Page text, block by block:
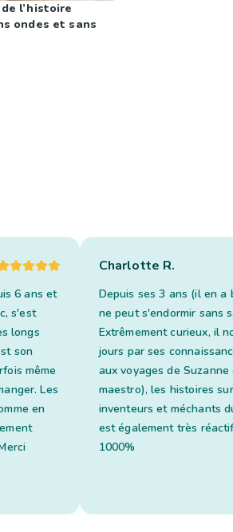
l’histoire
ondes et sans
6 ans et
s'est
longs
son
même
Les
en
Charlotte R.
Depuis ses 3 ans (il en a
ne peut s'endormir sans
Extrêmement curieux, il
jours par ses
aux voyages de
maestro), les histoires
inventeurs et méchants
est également très
1000%